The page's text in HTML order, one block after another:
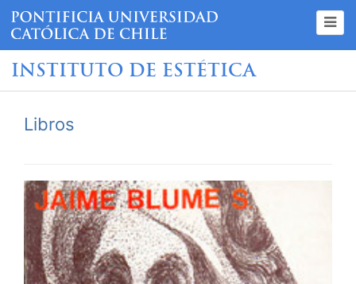
INSTITUTO DE ESTÉTICA
Libros